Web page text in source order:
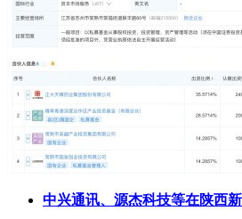
中兴通讯、源杰科技等在陕西